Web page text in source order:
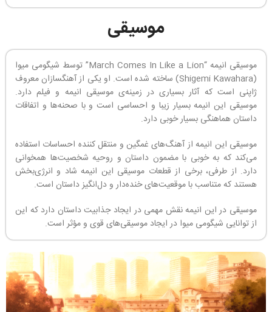
موسیقی
موسیقی انیمه “March Comes In Like a Lion” توسط شیگومی میوا
(Shigemi Kawahara) ساخته شده است. او یکی از آهنگسازان معروف
ژاپنی است که آثار بسیاری در زمینه‌ی موسیقی انیمه و فیلم دارد.
موسیقی این انیمه بسیار زیبا و احساسی است و با صحنه‌ها و اتفاقات
داستان هماهنگی بسیار خوبی دارد.
موسیقی این انیمه از آهنگ‌های غمگین و منتقل کننده احساسات استفاده
می‌کند که به خوبی با مضمون داستان و روحیه شخصیت‌ها همخوانی
دارد. از طرفی، برخی از قطعات موسیقی این انیمه شاد و انرژی‌بخش
هستند که متناسب با موقعیت‌های خنده‌دار و دل‌انگیز داستان است.
موسیقی در این انیمه نقش مهمی در ایجاد جذابیت داستان دارد که این
از توانایی شیگومی میوا در ایجاد موسیقی‌های قوی و مؤثر است.